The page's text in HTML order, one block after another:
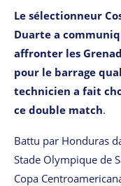
Le sélectionneur
Duarte a
affronter les
pour le barrage
technicien a fait
ce double match.
Battu par Honduras
Stade Olympique de
Copa